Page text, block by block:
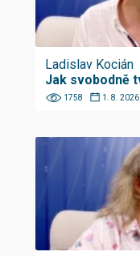
Ladislav Kocián
Jak svobodně
1758 1. 8. 2026